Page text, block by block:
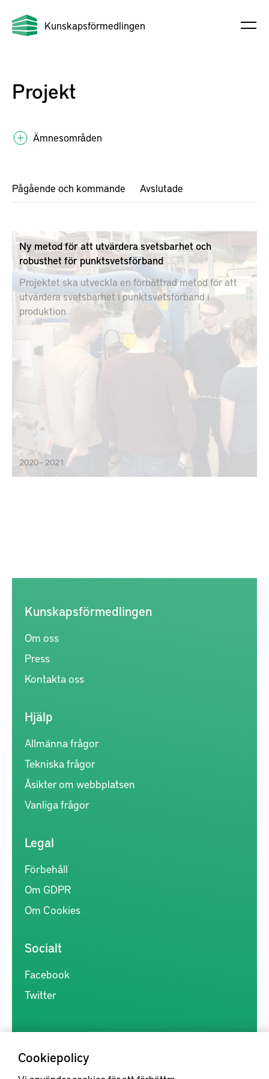
Kunskapsförmedlingen
Projekt
Ämnesområden
Pågående och kommande Avslutade
Ny metod för att utvärdera svetsbarhet och
robusthet för punktsvetsförband
Projektet ska utveckla en förbättrad metod för att
utvärdera svetsbarhet i punktsvetsförband i
produktion
2020 – 2021
Cookiepolicy
Kunskapsförmedlingen
Om oss
Press
Kontakta oss
Hjälp
Allmänna frågor
Tekniska frågor
Åsikter om webbplatsen
Vanliga frågor
Legal
Förbehåll
Om GDPR
Om Cookies
Socialt
Facebook
Twitter